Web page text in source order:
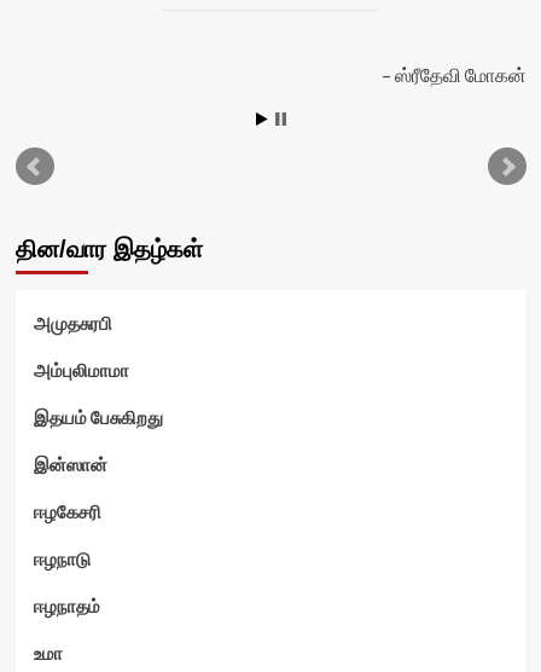
ஸ்ரீதேவி மோகன்
தின/வார இதழ்கள்
அமுதசுரபி
அம்புலிமாமா
இதயம் பேசுகிறது
இன்ஸான்
ஈழகேசரி
ஈழநாடு
ஈழநாதம்
உமா